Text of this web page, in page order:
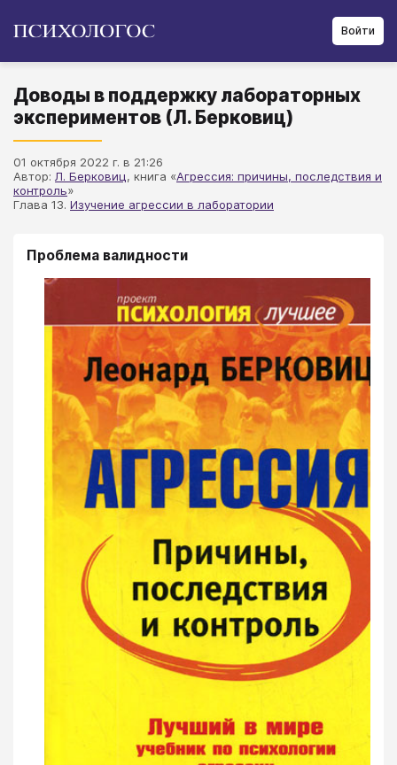
Войти
Доводы в поддержку лабораторных
экспериментов (Л. Берковиц)
01 октября 2022 г. в 21:26
Автор: Л. Берковиц, книга «Агрессия: причины, последствия и
контроль»
Глава 13. Изучение агрессии в лаборатории
Проблема валидности